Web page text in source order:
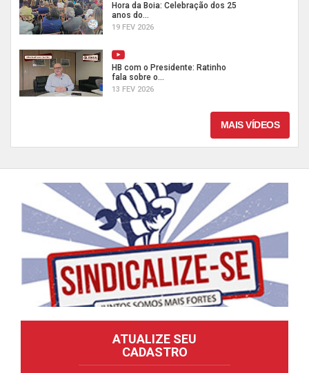
Hora da Boia: Celebração dos 25
anos do...
19 FEV 2026
HB com o Presidente: Ratinho
fala sobre o...
13 FEV 2026
MAIS VÍDEOS
ATUALIZE SEU
CADASTRO